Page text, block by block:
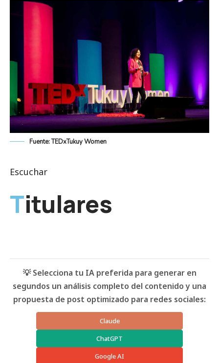
Fuente: TEDxTukuy Women
Escuchar
Titulares
💡 Selecciona tu IA preferida para generar en
segundos un análisis completo del contenido y una
propuesta de post optimizado para redes sociales:
Claude
ChatGPT
Google AI